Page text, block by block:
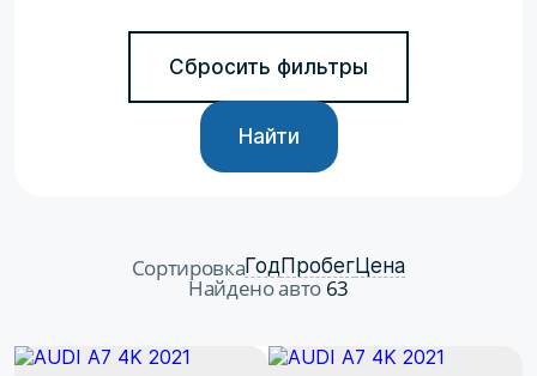
Сбросить фильтры
Найти
СортировкаГодПробегЦена
Найдено авто 63